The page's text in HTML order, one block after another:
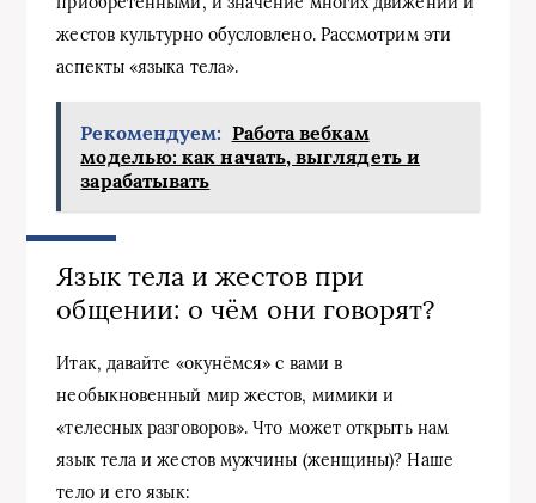
жестов культурно обусловлено. Рассмотрим эти
аспекты «языка тела».
Рекомендуем: Работа вебкам
моделью: как начать, выглядеть и
зарабатывать
Язык тела и жестов при
общении: о чём они говорят?
Итак, давайте «окунёмся» с вами в
необыкновенный мир жестов, мимики и
«телесных разговоров». Что может открыть нам
язык тела и жестов мужчины (женщины)? Наше
тело и его язык: